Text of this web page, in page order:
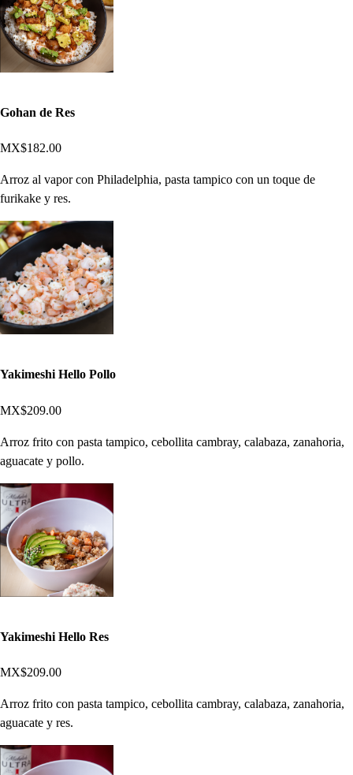
Gohan de Res
MX$182.00
Arroz al vapor con Philadelphia, pasta tampico con un toque de
furikake y res.
Yakimeshi Hello Pollo
MX$209.00
Arroz frito con pasta tampico, cebollita cambray, calabaza, zanahoria,
aguacate y pollo.
Yakimeshi Hello Res
MX$209.00
Arroz frito con pasta tampico, cebollita cambray, calabaza, zanahoria,
aguacate y res.